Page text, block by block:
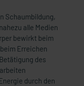
Schaumbildung,
alle Medien
bewirkt beim
Erreichen
des
durch den